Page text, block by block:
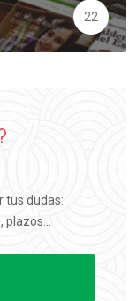
22
tus dudas:
plazos...